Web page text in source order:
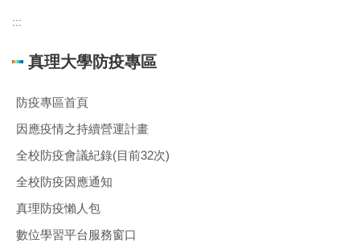
:::
真理大學防疫專區
防疫專區首頁
因應疫情之持續營運計畫
全校防疫會議紀錄(目前32次)
全校防疫因應通知
真理防疫懶人包
數位學習平台服務窗口